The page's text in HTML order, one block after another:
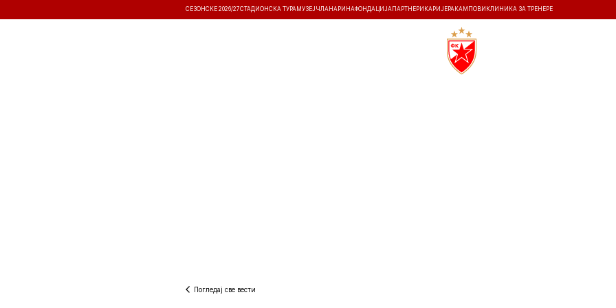
СЕЗОНСКЕ 2026/27СТАДИОНСКА ТУРА МУЗЕЈ ЧЛАНАРИНАФОНДАЦИЈА ПАРТНЕРИ КАРИЈЕРА КАМПОВИ КЛИНИКА ЗА ТРЕНЕРЕ
Погледај све вести